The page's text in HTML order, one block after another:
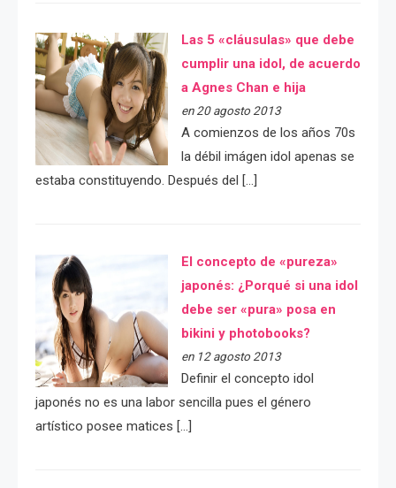
Las 5 «cláusulas» que debe
cumplir una idol, de acuerdo
a Agnes Chan e hija
en 20 agosto 2013
A comienzos de los años 70s
la débil imágen idol apenas se
estaba constituyendo. Después del […]
El concepto de «pureza»
japonés: ¿Porqué si una idol
debe ser «pura» posa en
bikini y photobooks?
en 12 agosto 2013
Definir el concepto idol
japonés no es una labor sencilla pues el género
artístico posee matices […]